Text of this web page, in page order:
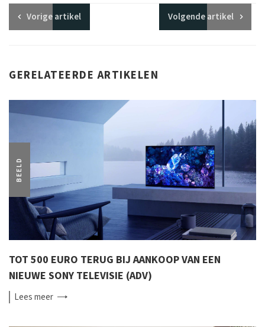
Vorigeartikel Volgendeartikel
GERELATEERDE ARTIKELEN
BEELD
TOT 500 EURO TERUG BIJ AANKOOP VAN EEN
NIEUWE SONY TELEVISIE (ADV)
Leesmeer